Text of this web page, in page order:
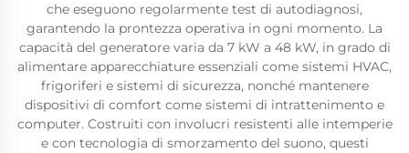
che eseguono regolarmente test di autodiagnosi,
garantendo la prontezza operativa in ogni momento. La
capacità del generatore varia da 7 kW a 48 kW, in grado di
alimentare apparecchiature essenziali come sistemi HVAC,
frigoriferi e sistemi di sicurezza, nonché mantenere
dispositivi di comfort come sistemi di intrattenimento e
computer. Costruiti con involucri resistenti alle intemperie
e con tecnologia di smorzamento del suono, questi